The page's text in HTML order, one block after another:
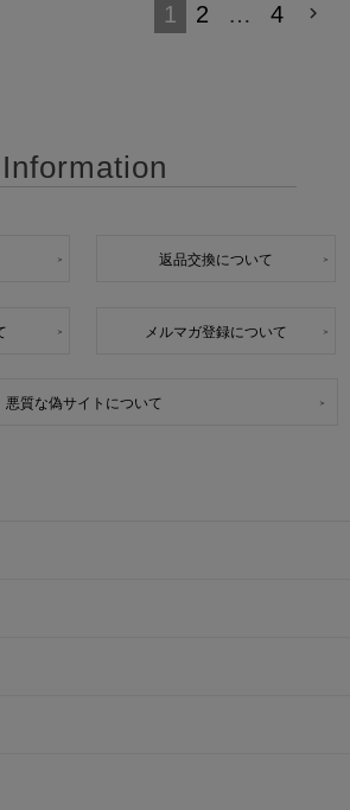
1 2 … 4
Information
返品交換について
メルマガ登録について
悪質な偽サイトについて